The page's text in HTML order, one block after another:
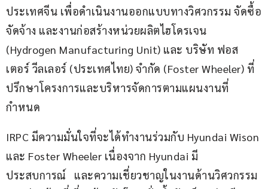
ประเทศจีน เพื่อดำเนินงานออกแบบทางวิศวกรรม จัดซื้อ
จัดจ้าง และงานก่อสร้างหน่วยผลิตไฮโดรเจน
(Hydrogen Manufacturing Unit) และ บริษัท ฟอส
เตอร์ วีลเลอร์ (ประเทศไทย) จำกัด (Foster Wheeler) ที่
ปรึกษาโครงการและบริหารจัดการตามแผนงานที่
กำหนด
IRPC มีความมั่นใจที่จะได้ทำงานร่วมกับ Hyundai Wison
และ Foster Wheeler เนื่องจาก Hyundai มี
ประสบการณ์   และความเชี่ยวชาญในงานด้านวิศวกรรม